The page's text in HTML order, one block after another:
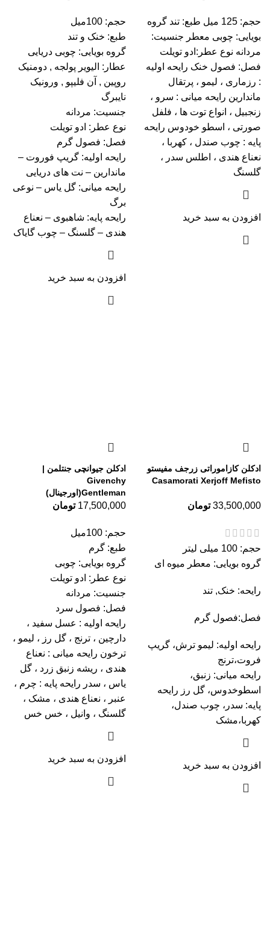
حجم: 125 میل طبع: تند گروه
بویایی: چوبی معطر جنسیت:
مردانه نوع عطر:ادو تویلت
فصل: فصول خنک رایحه اولیه
: رزماری ، لیمو ، پرتقال
ماندارین رایحه میانی : سرو ،
زنجبیل ، انواع توت ها ، فلفل
صورتی ، اسطو خودوس رایحه
پایه : چوب صندل ، کهربا ،
نعناع هندی ، اطلس سدر ،
گلسنگ
افزودن به سبد خرید
حجم: 100میل
طبع: خنک و تند
گروه بویایی: چوبی دریایی
عطار: الیویر پولجه , دومنیک
روپین , آن فلیپو , ورونیک
نایبرگ
جنسیت: مردانه
نوع عطر: ادو تویلت
فصل: فصول گرم
رايحه اوليه: گریپ فوروت –
ماندارین – نت های دریایی
رايحه ميانی: گل یاس – نوعی
برگ
رايحه پایه: شاهبوی – نعناع
هندی – گلسنگ – چوب گایاک
افزودن به سبد خرید
ادکلن کازاموراتی زرجف مفیستو
Casamorati Xerjoff Mefisto
33,500,000 تومان
حجم: 100 میلی لیتر
گروه بویایی: معطر میوه ای
رایحه: خنک, تند
فصل:فصول گرم
رایحه اولیه: ليمو ترش، گريپ
فروت،ترنج
رایحه میانی: زنبق،
اسطوخدوس، گل رز رایحه
پایه: سدر، چوب صندل،
کهربا،مشک
افزودن به سبد خرید
ادکلن جیوانچی جنتلمن |
Givenchy
Gentleman(اورجینال)
17,500,000 تومان
حجم: 100میل
طبع: گرم
گروه بویایی: چوبی
نوع عطر: ادو تویلت
جنسیت: مردانه
فصل: فصول سرد
رایحه اولیه : عسل سفید ،
دارچین ، ترنج ، گل رز ، لیمو ،
ترخون رایحه میانی : نعناع
هندی ، ریشه زنبق زرد ، گل
یاس ، سدر رایحه پایه : چرم ،
عنبر ، نعناع هندی ، مشک ،
گلسنگ ، وانیل ، خس خس
افزودن به سبد خرید